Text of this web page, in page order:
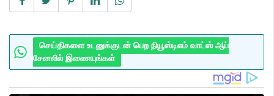
செய்திகளை உடனுக்குடன் பெற நியூஸ்டிஎம் வாட்ஸ் ஆப்
சேனலில் இணையுங்கள்